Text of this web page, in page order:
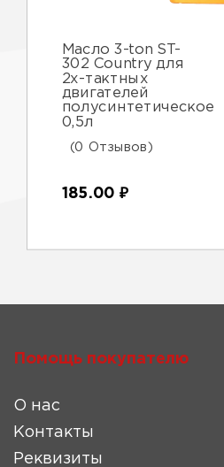
Масло 3-ton ST-
302 Country для
2х-тактных
двигателей
полусинтетическое
0,5л
(0 Отзывов)
185.00 ₽
Помощь покупателю
О нас
Контакты
Реквизиты